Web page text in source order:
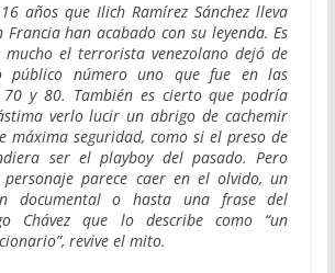
años que Ilich Ramírez Sánchez lleva
han acabado con su leyenda. Es
mucho el terrorista venezolano dejó de
público número uno que fue en las
70 y 80. También es cierto que podría
verlo lucir un abrigo de cachemir
máxima seguridad, como si el preso de
ser el playboy del pasado. Pero
parece caer en el olvido, un
documental o hasta una frase del
Chávez que lo describe como “un
revive el mito.